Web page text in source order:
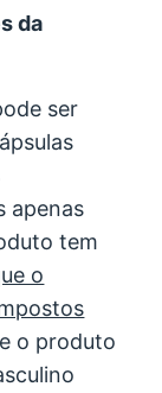
da
ser
apenas
tem
o
o produto